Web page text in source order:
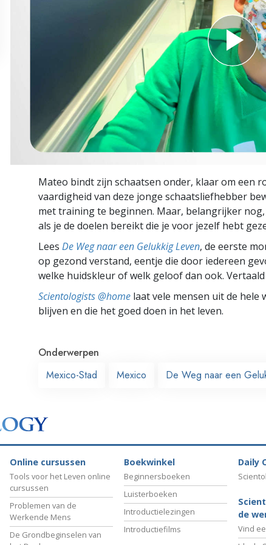
Mateo bindt zijn schaatsen onder, klaar om een
vaardigheid van deze jonge schaatsliefhebber
met training te beginnen. Maar, belangrijker
als je de doelen bereikt die je voor jezelf hebt
Lees De Weg naar een Gelukkig Leven, de eerste
op gezond verstand, eentje die door iedereen
welke huidskleur of welk geloof dan ook.
Scientologists @home laat vele mensen uit de hele
blijven en die het goed doen in het leven.
Onderwerpen
Mexico-Stad
Mexico De Weg naar een
Online cursussen
Tools voor het Leven online
cursussen
Problemen van de
Werkende Mens
De Grondbeginselen van
Boekwinkel
Beginnersboeken
Luisterboeken
Introductielezingen
Introductiefilms
Daily
de
Vind